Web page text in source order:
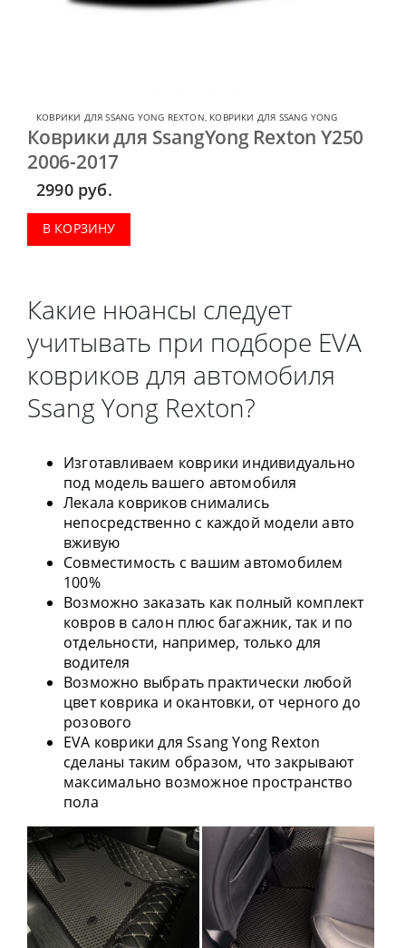
КОВРИКИ ДЛЯ SSANG YONG REXTON, КОВРИКИ ДЛЯ SSANG YONG
Коврики для SsangYong Rexton Y250
2006-2017
2990 руб.
В КОРЗИНУ
Какие нюансы следует
учитывать при подборе EVA
ковриков для автомобиля
Ssang Yong Rexton?
Изготавливаем коврики индивидуально
под модель вашего автомобиля
Лекала ковриков снимались
непосредственно с каждой модели авто
вживую
Совместимость с вашим автомобилем
100%
Возможно заказать как полный комплект
ковров в салон плюс багажник, так и по
отдельности, например, только для
водителя
Возможно выбрать практически любой
цвет коврика и окантовки, от черного до
розового
EVA коврики для Ssang Yong Rexton
сделаны таким образом, что закрывают
максимально возможное пространство
пола